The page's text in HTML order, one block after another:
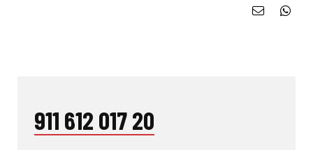
911 612 017 20